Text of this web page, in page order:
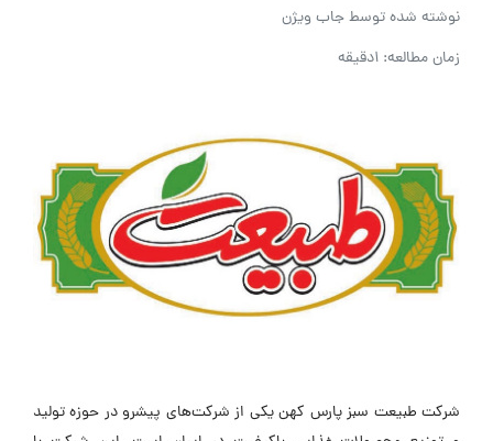
نوشته شده توسطجاب ویژن
زمان مطالعه: 1دقیقه
شرکت طبیعت سبز پارس کهن یکی از شرکت‌های پیشرو در حوزه تولید